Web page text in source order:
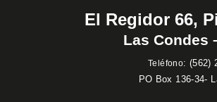
El Regidor 66,
Las Condes
Teléfono: (562)
PO Box 136-34-